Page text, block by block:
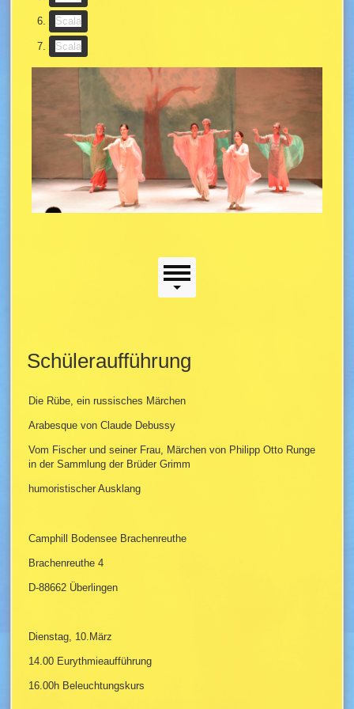
Scala(Slideshow-Taste)
Scala(Slideshow-Taste)
Seitenmenü
Schüleraufführung
Die Rübe, ein russisches Märchen
Arabesque von Claude Debussy
Vom Fischer und seiner Frau, Märchen von Philipp Otto Runge
in der Sammlung der Brüder Grimm
humoristischer Ausklang
Camphill Bodensee Brachenreuthe
Brachenreuthe 4
D-88662 Überlingen
Dienstag, 10.März
14.00 Eurythmieaufführung
16.00h Beleuchtungskurs